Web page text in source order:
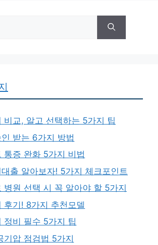
비교, 알고 선택하는 5가지 팁
받는 6가지 방법
통증 완화 5가지 비법
출 알아보자! 5가지 체크포인트
병원 선택 시 꼭 알아야 할 5가지
후기! 8가지 추천모델
정비 필수 5가지 팁
기압 점검법 5가지